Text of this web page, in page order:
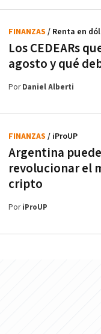
Los CEDEARs
agosto y qué
FINANZAS / Renta en
PorDaniel Alberti
Argentina
revolucionar el
cripto
FINANZAS / iProUP
PoriProUP